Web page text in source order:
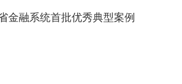
金融系统首批优秀典型案例